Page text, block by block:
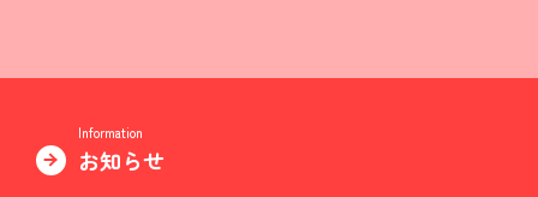
Information
お知らせ